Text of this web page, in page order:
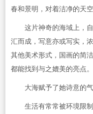
春和景明，对着洁净的天空
这片神奇的海域上，自
汇而成，写意亦或写实，
其他美术形式，国画的简
都能找到与之媲美的亮点。
大海赋予了她诗意的气
生活有常常被环境限制